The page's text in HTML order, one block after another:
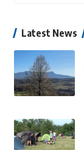
Latest News